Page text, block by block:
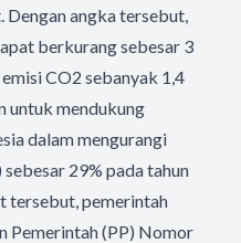
angka tersebut,
berkurang sebesar 3
CO2 sebanyak 1,4
untuk mendukung
dalam mengurangi
sebesar 29% pada tahun
tersebut, pemerintah
Pemerintah (PP) Nomor